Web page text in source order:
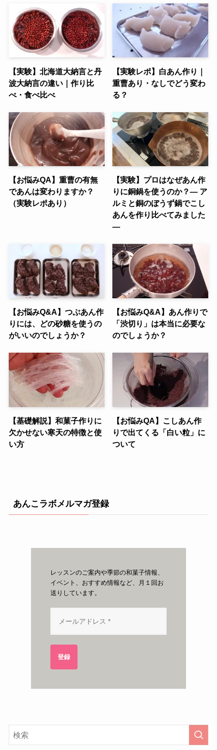
【実験】北海道大納言と丹
波大納言の違い｜作り比
べ・食べ比べ
【実験レポ】白あん作り｜
重曹あり・なしでどう変わ
る？
【お悩みQA】重曹の有無
であんは変わりますか？
（実験レポあり）
【実験】プロはなぜあん作
りに銅鍋を使うのか？― ア
ルミと銅のぼうず鍋でこし
あんを作り比べてみました
―
【お悩みQ&A】つぶあん作
りには、どの砂糖を使うの
がいいのでしょうか？
【お悩みQ&A】あん作りで
「渋切り」は本当に必要な
のでしょうか？
【基礎解説】和菓子作りに
欠かせない寒天の特徴と使
い方
【お悩みQA】こしあん作
りで出てくる「白い粒」に
ついて
あんこラボメルマガ登録
レッスンのご案内や季節の和菓子情報、
イベント、おすすめ情報など、月１回お
送りしています。
登録